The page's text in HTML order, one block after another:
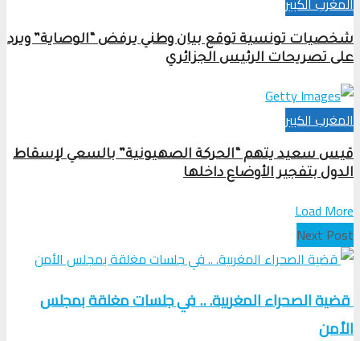
شخصيات تونسية توقع بيان وطني يرفض “الوصاية” ويرد
على تصريحات الرئيس الجزائري
المغرب الكبير
قيس سعيد يتهم “الحركة الصهيونية” بالسعي لإسقاط
الدول بتفجير الأوضاع داخلها
Load More
Next Post
قضية الصحراء المغربية. .. في جلسات مغلقة بمجلس
الأمن